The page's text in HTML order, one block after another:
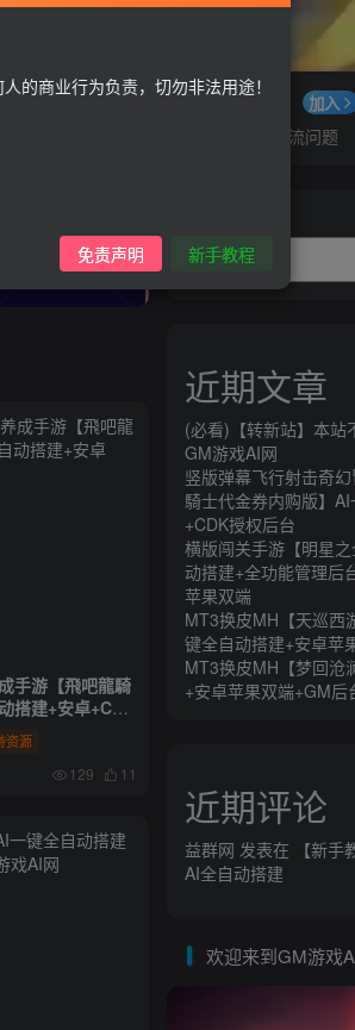
QQ群 加入
咨询交流问题
手游【飛吧龍騎
搭建+安卓+CDK
资源
129 11
HI！
登录
社交
近期文章
(必看)【转新站】本站
GM游戏AI网
竖版弹幕飞行射击奇
騎士代金券内购版】
+CDK授权后台
横版闯关手游【明星
动搭建+全功能管理后
苹果双端
MT3换皮MH【天巡西
键全自动搭建+安卓苹
MT3换皮MH【梦回沧
+安卓苹果双端+GM后
近期评论
益群网 发表在
【新
AI全自动搭建
欢迎来到GM游戏
的商业行为负责，切勿非法用途！
免责声明 新手教程